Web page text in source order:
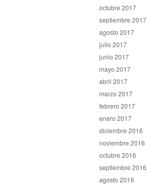
octubre 2017
septiembre 2017
agosto 2017
julio 2017
junio 2017
mayo 2017
abril 2017
marzo 2017
febrero 2017
enero 2017
diciembre 2016
noviembre 2016
octubre 2016
septiembre 2016
agosto 2016